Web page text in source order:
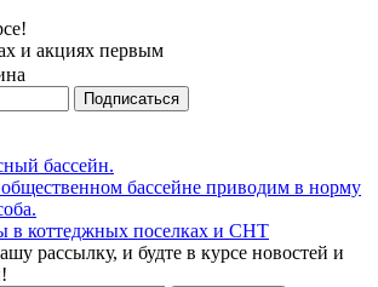
и акциях первым
бассейн.
бассейне приводим в норму
в коттеджных поселках и СНТ
рассылку, и будте в курсе новостей и